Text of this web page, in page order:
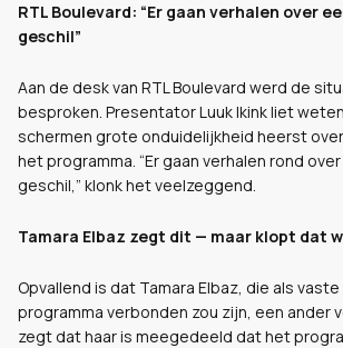
RTL Boulevard: “Er gaan verhalen over
geschil”
Aan de desk van RTL Boulevard werd de
besproken. Presentator Luuk Ikink liet
schermen grote onduidelijkheid heerst
het programma. “Er gaan verhalen rond
geschil,” klonk het veelzeggend.
Tamara Elbaz zegt dit — maar klopt dat
Opvallend is dat Tamara Elbaz, die als
programma verbonden zou zijn, een ander
zegt dat haar is meegedeeld dat het